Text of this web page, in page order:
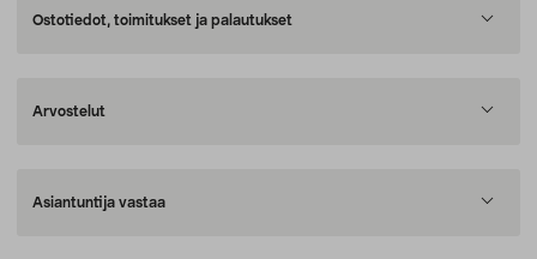
Ostotiedot, toimitukset ja palautukset
Arvostelut
Asiantuntija vastaa